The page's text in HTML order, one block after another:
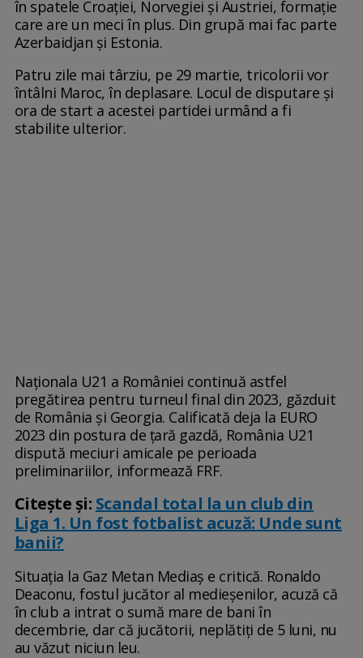
în spatele Croației, Norvegiei și Austriei, formație
care are un meci în plus. Din grupă mai fac parte
Azerbaidjan și Estonia.
Patru zile mai târziu, pe 29 martie, tricolorii vor
întâlni Maroc, în deplasare. Locul de disputare și
ora de start a acestei partidei urmând a fi
stabilite ulterior.
Naționala U21 a României continuă astfel
pregătirea pentru turneul final din 2023, găzduit
de România și Georgia. Calificată deja la EURO
2023 din postura de țară gazdă, România U21
dispută meciuri amicale pe perioada
preliminariilor, informează FRF.
Citeşte şi: Scandal total la un club din
Liga 1. Un fost fotbalist acuză: Unde sunt
banii?
Situaţia la Gaz Metan Mediaş e critică. Ronaldo
Deaconu, fostul jucător al medieşenilor, acuză că
în club a intrat o sumă mare de bani în
decembrie, dar că jucătorii, neplătiţi de 5 luni, nu
au văzut niciun leu.